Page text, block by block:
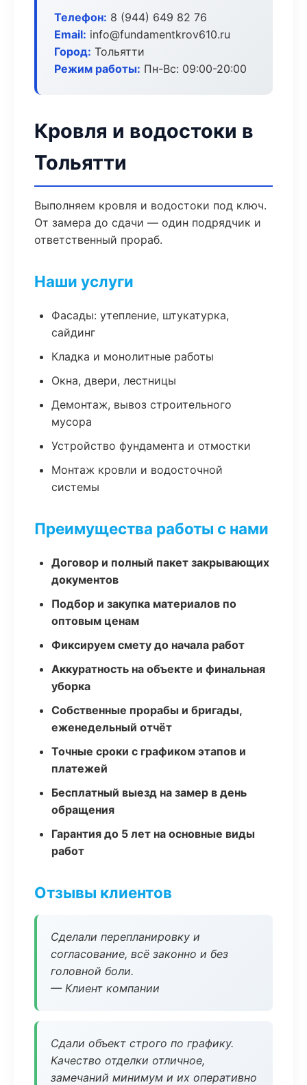
Телефон: 8 (944) 649 82 76
Email: info@fundamentkrov610.ru
Город: Тольятти
Режим работы: Пн-Вс: 09:00-20:00
Кровля и водостоки в
Тольятти
Выполняем кровля и водостоки под ключ.
От замера до сдачи — один подрядчик и
ответственный прораб.
Наши услуги
Фасады: утепление, штукатурка,
сайдинг
Кладка и монолитные работы
Окна, двери, лестницы
Демонтаж, вывоз строительного
мусора
Устройство фундамента и отмостки
Монтаж кровли и водосточной
системы
Преимущества работы с нами
Договор и полный пакет закрывающих
документов
Подбор и закупка материалов по
оптовым ценам
Фиксируем смету до начала работ
Аккуратность на объекте и финальная
уборка
Собственные прорабы и бригады,
еженедельный отчёт
Точные сроки с графиком этапов и
платежей
Бесплатный выезд на замер в день
обращения
Гарантия до 5 лет на основные виды
работ
Отзывы клиентов
Сделали перепланировку и
согласование, всё законно и без
головной боли.
— Клиент компании
Сдали объект строго по графику.
Качество отделки отличное,
замечаний минимум и их оперативно